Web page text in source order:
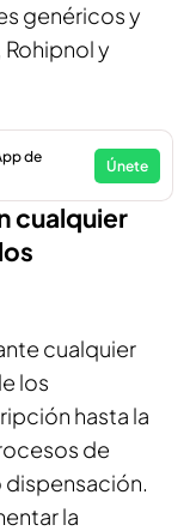
genéricos y
y
de
Únete
cualquier
cualquier
los
hasta la
de
la